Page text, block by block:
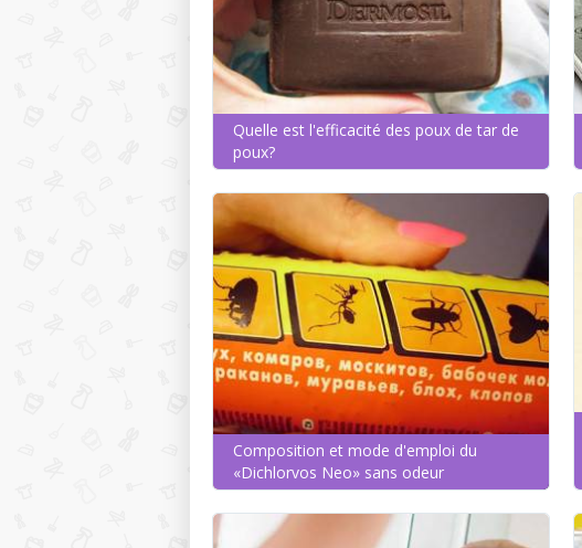
Quelle est l'efficacité des poux de tar de
poux?
Composition et mode d'emploi du
«Dichlorvos Neo» sans odeur